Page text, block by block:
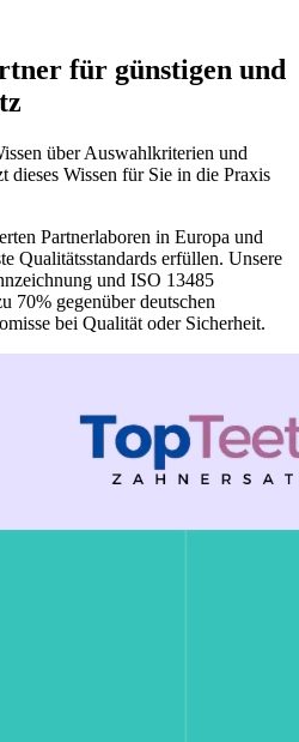
für günstigen und
über Auswahlkriterien und
dieses Wissen für Sie in die Praxis
Partnerlaboren in Europa und
Qualitätsstandards erfüllen. Unsere
und ISO 13485
70% gegenüber deutschen
bei Qualität oder Sicherheit.